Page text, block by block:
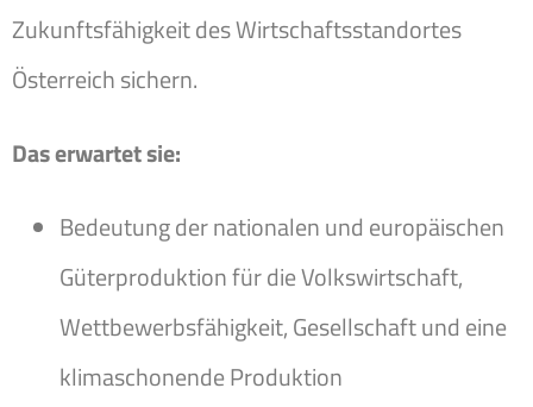
Zukunftsfähigkeit des Wirtschaftsstandortes
Österreich sichern.
Das erwartet sie:
Bedeutung der nationalen und europäischen
Güterproduktion für die Volkswirtschaft,
Wettbewerbsfähigkeit, Gesellschaft und eine
klimaschonende Produktion